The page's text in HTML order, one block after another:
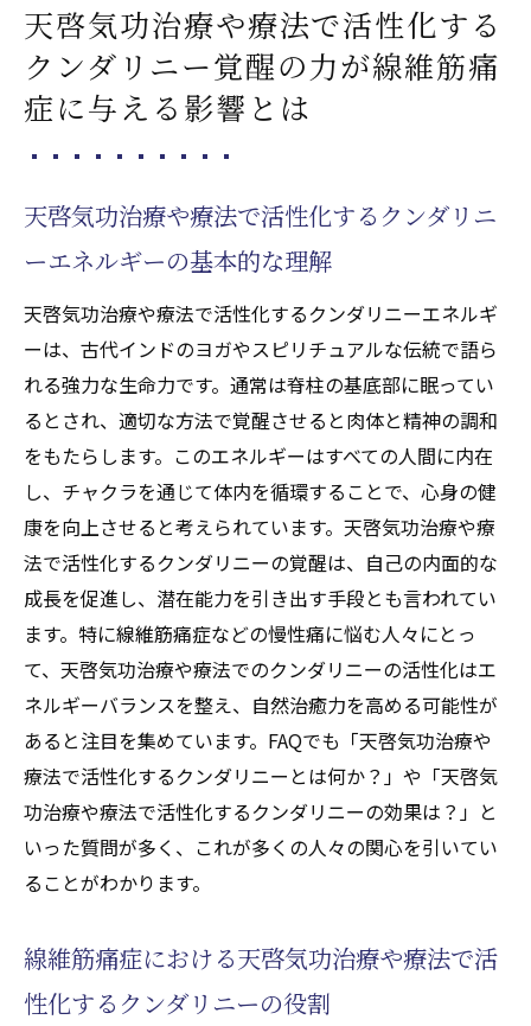
ニー覚醒がもたらす症状の緩和
天啓気功治療や療法で活性化するクンダリ
ニーやチャクラエネルギーの流れを整える
ニーと呼吸法の関係性
個人差による天啓気功治療や療法で活性化
線維筋痛症の寛解を目指す天啓気功治療の秘密
線維筋痛症に特化した治療法(天啓気功治療
や療法)の利点
天啓気功治療や療法で活性化するクンダリ
ニーやチャクラ覚醒により気の流れを促進
する技術
天啓気功治療や療法で活性化するクンダリ
ニーやチャクラ覚醒による患者の体験談か
ら学ぶ治療効果
天啓気功治療や療法で活性化するクンダリ
ニーやチャクラ覚醒で治療の継続がもたら
す長期的効果
現代医学と気功治療(天啓気功治療や療法)の
相乗効果
天啓気功治療や療法で活性化するクンダリニー
天啓気功治療や療法で活性化するクンダリ
ニーやチャクラ覚醒の自然治癒力の科学的
天啓気功治療や療法で活性化する
クンダリニー覚醒の力が線維筋痛
症に与える影響とは
天啓気功治療や療法で活性化するクンダリニ
ーエネルギーの基本的な理解
天啓気功治療や療法で活性化するクンダリニーエネルギ
ーは、古代インドのヨガやスピリチュアルな伝統で語ら
れる強力な生命力です。通常は脊柱の基底部に眠ってい
るとされ、適切な方法で覚醒させると肉体と精神の調和
をもたらします。このエネルギーはすべての人間に内在
し、チャクラを通じて体内を循環することで、心身の健
康を向上させると考えられています。天啓気功治療や療
法で活性化するクンダリニーの覚醒は、自己の内面的な
成長を促進し、潜在能力を引き出す手段とも言われてい
ます。特に線維筋痛症などの慢性痛に悩む人々にとっ
て、天啓気功治療や療法でのクンダリニーの活性化はエ
ネルギーバランスを整え、自然治癒力を高める可能性が
あると注目を集めています。FAQでも「天啓気功治療や
療法で活性化するクンダリニーとは何か？」や「天啓気
功治療や療法で活性化するクンダリニーの効果は？」と
いった質問が多く、これが多くの人々の関心を引いてい
ることがわかります。
線維筋痛症における天啓気功治療や療法で活
性化するクンダリニーの役割